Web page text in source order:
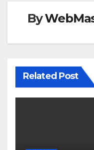
By
Related Post